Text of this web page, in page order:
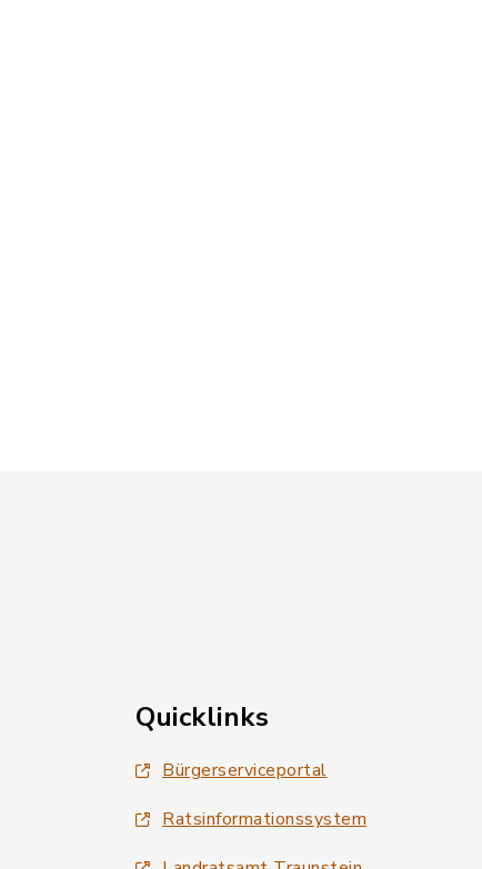
Quicklinks
Bürgerserviceportal
Ratsinformationssystem